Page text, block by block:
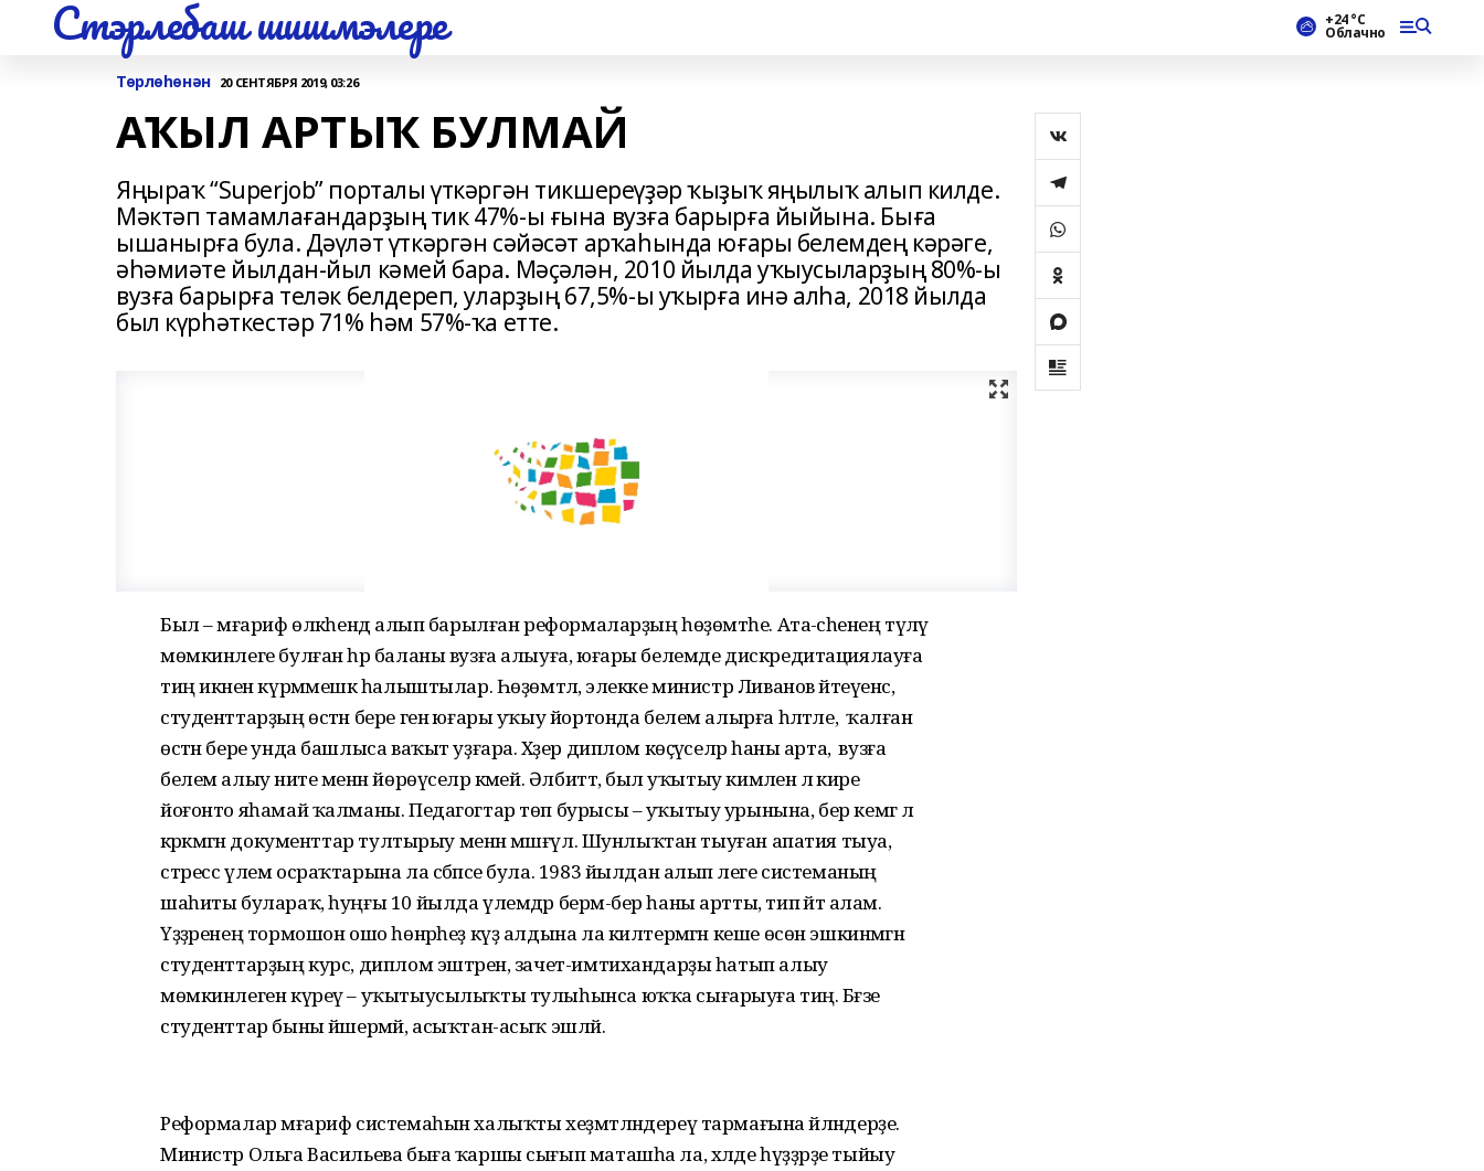
Стэрлебаш шишмэлере +24 °С
Облачно
Төрлөһөнән 20 СЕНТЯБРЯ 2019, 03:26
АҠЫЛ АРТЫҠ БУЛМАЙ
Яңыраҡ “Superjob” порталы үткәргән тикшереүҙәр ҡыҙыҡ яңылыҡ алып килде.
Мәктәп тамамлағандарҙың тик 47%-ы ғына вузға барырға йыйына. Быға
ышанырға була. Дәүләт үткәргән сәйәсәт арҡаһында юғары белемдең кәрәге,
әһәмиәте йылдан-йыл кәмей бара. Мәҫәлән, 2010 йылда уҡыусыларҙың 80%-ы
вузға барырға теләк белдереп, уларҙың 67,5%-ы уҡырға инә алһа, 2018 йылда
был күрһәткестәр 71% һәм 57%-ҡа етте.
Был – мәғариф өлкәһендә алып барылған реформаларҙың һөҙөмтәһе. Ата-әсәһенең түләү
мөмкинлеге булған һәр баланы вузға алыуға, юғары белемде дискредитациялауға
тиң икәнен күрмәмешкә һалыштылар. Һөҙөмтәлә, элекке министр Ливанов әйтеүенсә,
студенттарҙың өстән бере генә юғары уҡыу йортонда белем алырға һәләтле, ә ҡалған
өстән бере унда башлыса ваҡыт уҙғара. Хәҙер диплом көҫәүселәр һаны арта, ә вузға
белем алыу ниәте менән йөрөүселәр кәмей. Әлбиттә, был уҡытыу кимәленә лә кире
йоғонто яһамай ҡалманы. Педагогтар төп бурысы – уҡытыу урынына, бер кемгә лә
кәрәкмәгән документтар тултырыу менән мәшғүл. Шунлыҡтан тыуған апатия тыуа,
стресс үлем осраҡтарына ла сәбәпсе була. 1983 йылдан алып әлеге системаның
шаһиты булараҡ, һуңғы 10 йылда үлемдәр бермә-бер һаны артты, тип әйтә алам.
Үҙҙәренең тормошон ошо һөнәрһеҙ күҙ алдына ла килтермәгән кеше өсөн эшкинмәгән
студенттарҙың курс, диплом эштәрен, зачет-имтихандарҙы һатып алыу
мөмкинлеген күреү – уҡытыусылыҡты тулыһынса юҡҡа сығарыуға тиң. Бәғзе
студенттар быны йәшермәй, асыҡтан-асыҡ эшләй.
Реформалар мәғариф системаһын халыҡты хеҙмәтләндереү тармағына әйләндерҙе.
Министр Ольга Васильева быға ҡаршы сығып маташһа ла, хәлде һүҙҙәрҙе тыйыу